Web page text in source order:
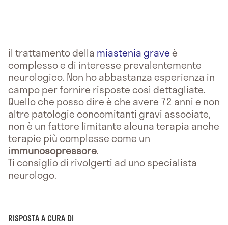
il trattamento della miastenia graveè
complesso e di interesse prevalentemente
neurologico. Non ho abbastanza esperienza in
campo per fornire risposte così dettagliate.
Quello che posso dire è che avere 72 anni e non
altre patologie concomitanti gravi associate,
non è un fattore limitante alcuna terapia anche
terapie più complesse come un
immunosopressore.
Ti consiglio di rivolgerti ad uno specialista
neurologo.
RISPOSTA A CURA DI